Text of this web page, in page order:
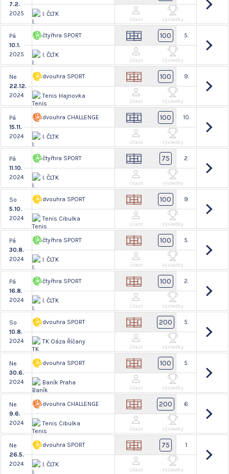
7.2.
2025
I. ČLTK
Účast Výsledky
Pá
10.1.
2025
čtyřhra SPORT
I. ČLTK
100 5.
Účast Výsledky
Ne
22.12.
2024
dvouhra SPORT
Tenis Hajnovka
100 9.
Účast Výsledky
Pá
15.11.
2024
dvouhra CHALLENGE
I. ČLTK
100 10.
Účast Výsledky
Pá
11.10.
2024
čtyřhra SPORT
I. ČLTK
75 2.
Účast Výsledky
So
5.10.
2024
dvouhra SPORT
Tenis Cibulka
100 9.
Účast Výsledky
Pá
30.8.
2024
čtyřhra SPORT
I. ČLTK
100 5.
Účast Výsledky
Pá
16.8.
2024
čtyřhra SPORT
I. ČLTK
100 2.
Účast Výsledky
So
10.8.
2024
dvouhra SPORT
TK Oáza Říčany
200 5.
Účast Výsledky
Ne
30.6.
2024
dvouhra SPORT
Baník Praha
100 5.
Účast Výsledky
Ne
9.6.
2024
dvouhra CHALLENGE
Tenis Cibulka
200 6.
Účast Výsledky
Ne
26.5.
2024
dvouhra SPORT
I. ČLTK
75 1.
Účast Výsledky